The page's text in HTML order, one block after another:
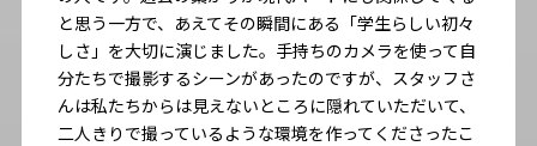
と思う一方で、あえてその瞬間にある「学生らしい初々
しさ」を大切に演じました。手持ちのカメラを使って自
分たちで撮影するシーンがあったのですが、スタッフさ
んは私たちからは見えないところに隠れていただいて、
二人きりで撮っているような環境を作ってくださったこ